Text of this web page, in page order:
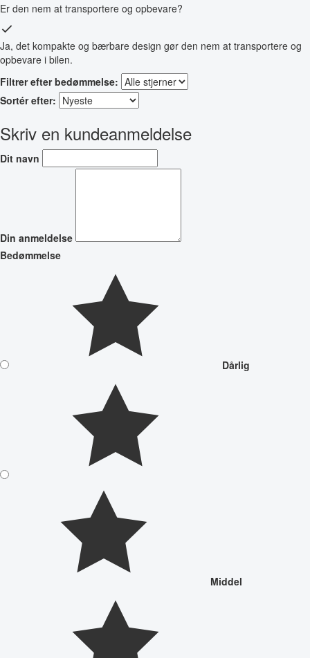
Er den nem at transportere og opbevare?
Ja, det kompakte og bærbare design gør den nem at transportere og
opbevare i bilen.
Filtrer efter bedømmelse:
Sortér efter:
Skriv en kundeanmeldelse
Dit navn
Din anmeldelse
Bedømmelse
Dårlig
Middel